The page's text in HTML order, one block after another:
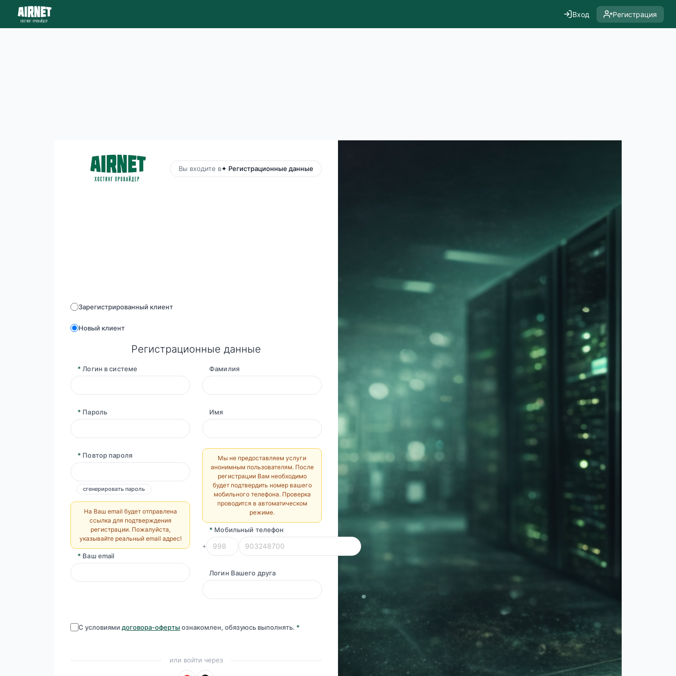
Вход Регистрация
Вы входите в✦ Регистрационные данные
Зарегистрированный клиент
Новый клиент
Регистрационные данные
* Логин в системе
* Пароль
* Повтор пароля
сгенерировать пароль
На Ваш email будет отправлена
ссылка для подтверждения
регистрации. Пожалуйста,
указывайте реальный email адрес!
* Ваш email
Фамилия
Имя
Мы не предоставляем услуги
анонимным пользователям. После
регистрации Вам необходимо
будет подтвердить номер вашего
мобильного телефона. Проверка
проводится в автоматическом
режиме.
* Мобильный телефон
+
Логин Вашего друга
С условиями договора-офертыознакомлен, обязуюсь выполнять. *
или войти через